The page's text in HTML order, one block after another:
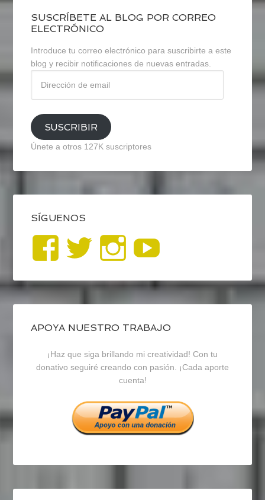
SUSCRÍBETE AL BLOG POR CORREO
ELECTRÓNICO
Introduce tu correo electrónico para suscribirte a este
blog y recibir notificaciones de nuevas entradas.
email
SUSCRIBIR
Únete a otros 127K suscriptores
SÍGUENOS
Ver
perfil
de
blogrecursosep
en
Facebook
Ver
perfil
de
recursosep
en
Twitter
Ver
perfil
de
recursosep
en
Instagram
APOYA NUESTRO TRABAJO
¡Haz que siga brillando mi creatividad! Con tu
donativo seguiré creando con pasión. ¡Cada aporte
cuenta!